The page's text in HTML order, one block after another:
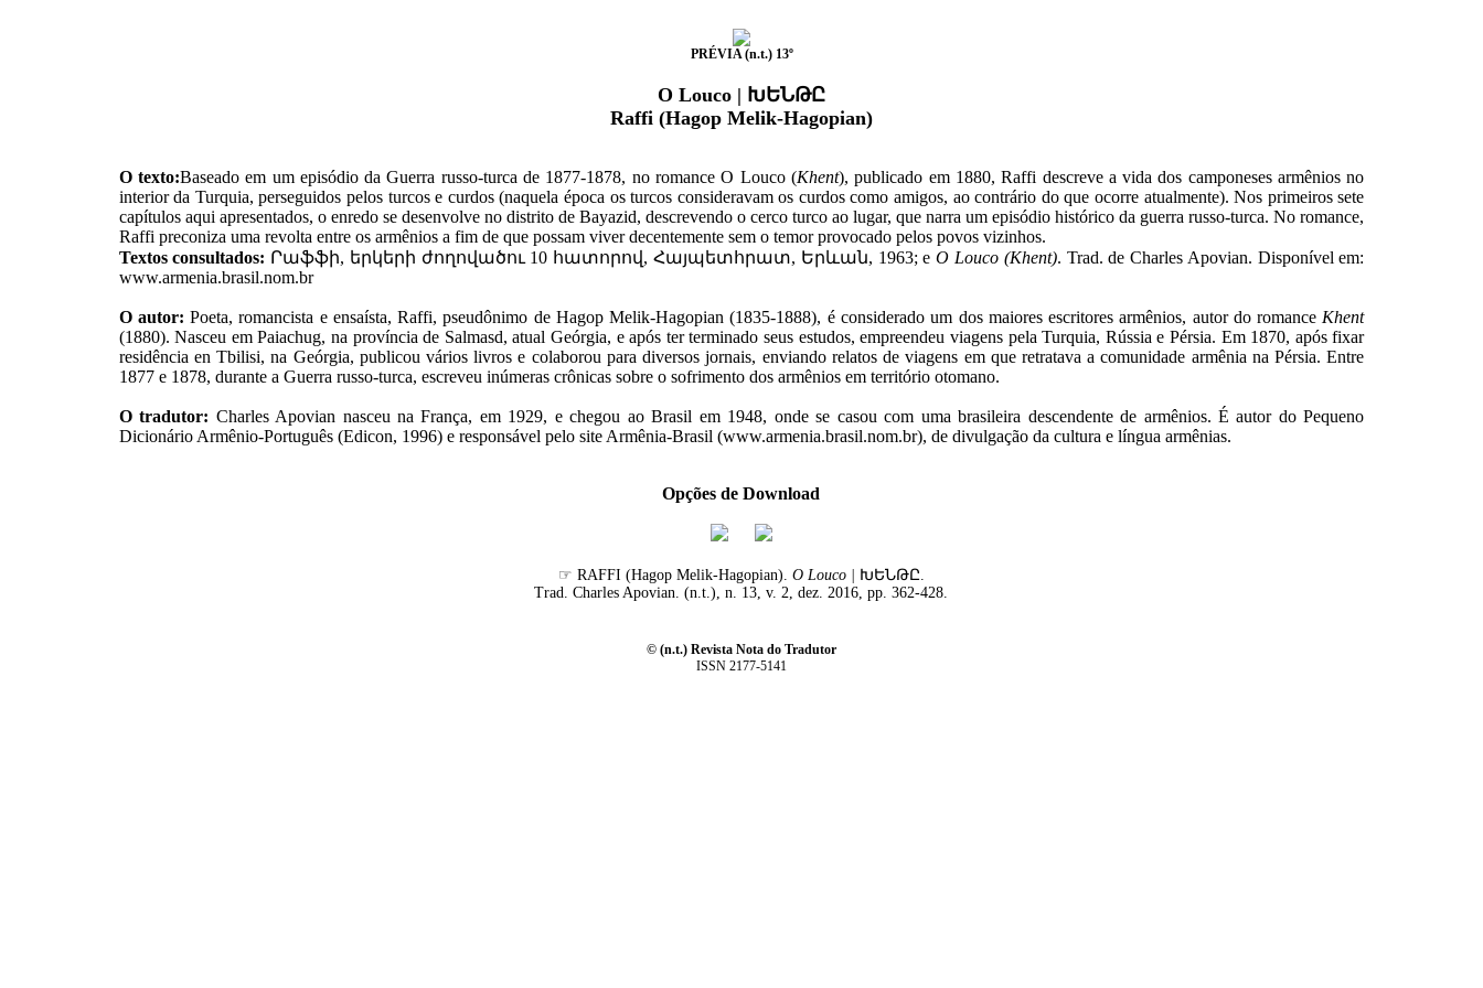
PRÉVIA (n.t.) 13º
O Louco | ԽԵՆԹԸ
Raffi (Hagop Melik-Hagopian)
O texto:Baseado em um episódio da Guerra russo-turca de 1877-1878, no romance O Louco (Khent), publicado em 1880, Raffi descreve a vida dos camponeses armênios no
interior da Turquia, perseguidos pelos turcos e curdos (naquela época os turcos consideravam os curdos como amigos, ao contrário do que ocorre atualmente). Nos primeiros sete
capítulos aqui apresentados, o enredo se desenvolve no distrito de Bayazid, descrevendo o cerco turco ao lugar, que narra um episódio histórico da guerra russo-turca. No romance,
Raffi preconiza uma revolta entre os armênios a fim de que possam viver decentemente sem o temor provocado pelos povos vizinhos.
Textos consultados: Րաֆֆի, երկերի ժողովածու 10 հատորով, Հայպետհրատ, Երևան, 1963; eO Louco (Khent). Trad. de Charles Apovian. Disponível em:
www.armenia.brasil.nom.br
O autor: Poeta, romancista e ensaísta, Raffi, pseudônimo de Hagop Melik-Hagopian (1835-1888), é considerado um dos maiores escritores armênios, autor do romance Khent
(1880). Nasceu em Paiachug, na província de Salmasd, atual Geórgia, e após ter terminado seus estudos, empreendeu viagens pela Turquia, Rússia e Pérsia. Em 1870, após fixar
residência en Tbilisi, na Geórgia, publicou vários livros e colaborou para diversos jornais, enviando relatos de viagens em que retratava a comunidade armênia na Pérsia. Entre
1877 e 1878, durante a Guerra russo-turca, escreveu inúmeras crônicas sobre o sofrimento dos armênios em território otomano.
O tradutor: Charles Apovian nasceu na França, em 1929, e chegou ao Brasil em 1948, onde se casou com uma brasileira descendente de armênios. É autor do Pequeno
Dicionário Armênio-Português (Edicon, 1996) e responsável pelo site Armênia-Brasil (www.armenia.brasil.nom.br), de divulgação da cultura e língua armênias.
Opções de Download
☞ RAFFI (Hagop Melik-Hagopian). O Louco |
ԽԵՆԹԸ.
Trad. Charles Apovian. (n.t.), n. 13, v. 2, dez. 2016, pp. 362-428.
© (n.t.) Revista Nota do Tradutor
ISSN 2177-5141